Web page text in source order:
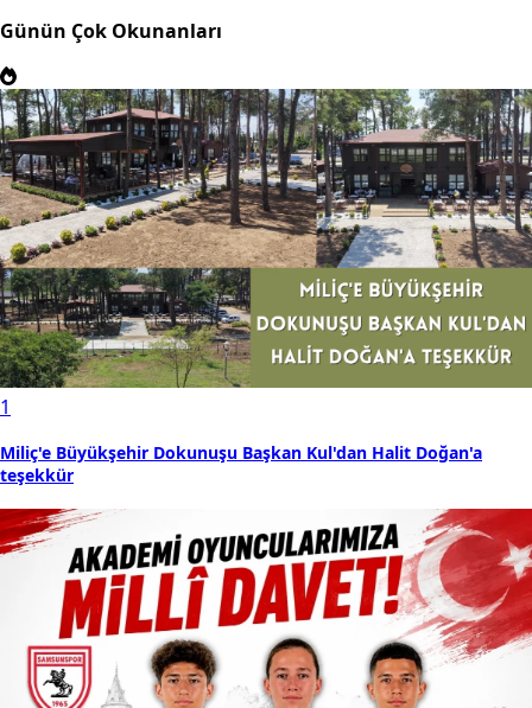
Günün Çok Okunanları
1
Miliç'e Büyükşehir Dokunuşu Başkan Kul'dan Halit Doğan'a
teşekkür